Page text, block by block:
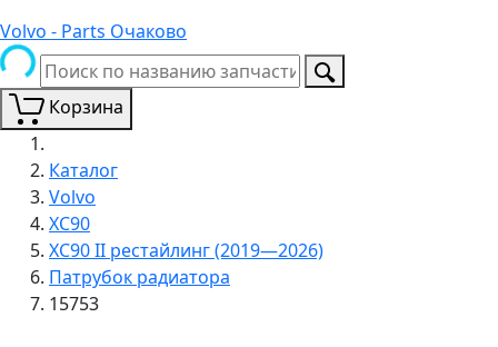
Volvo - Parts Очаково
Корзина
Каталог
Volvo
XC90
XC90 II рестайлинг (2019—2026)
Патрубок радиатора
15753